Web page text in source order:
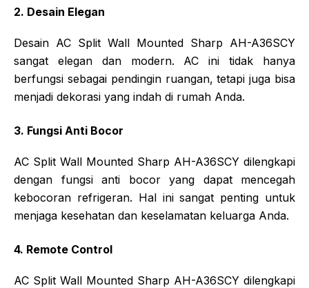
2. Desain Elegan
Desain AC Split Wall Mounted Sharp AH-A36SCY
sangat elegan dan modern. AC ini tidak hanya
berfungsi sebagai pendingin ruangan, tetapi juga bisa
menjadi dekorasi yang indah di rumah Anda.
3. Fungsi Anti Bocor
AC Split Wall Mounted Sharp AH-A36SCY dilengkapi
dengan fungsi anti bocor yang dapat mencegah
kebocoran refrigeran. Hal ini sangat penting untuk
menjaga kesehatan dan keselamatan keluarga Anda.
4. Remote Control
AC Split Wall Mounted Sharp AH-A36SCY dilengkapi